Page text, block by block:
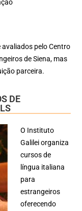
avaliados pelo Centro
de Siena, mas
parceira.
DE
O Instituto
Galilei organiza
cursos de
língua italiana
para
estrangeiros
oferecendo